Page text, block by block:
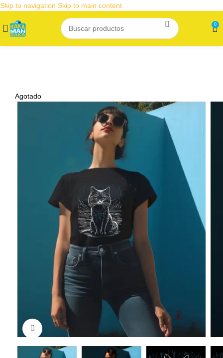
Skip to navigation Skip to main content
0
Agotado
Clic para ampliar